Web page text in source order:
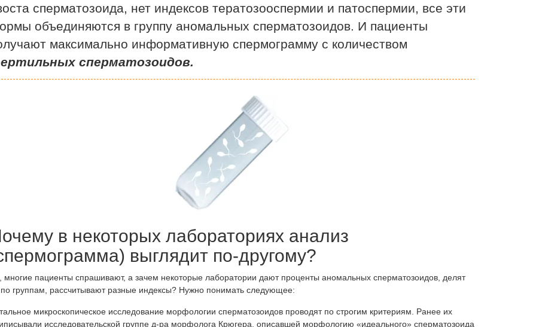
Удаление спирали (ВМС)
Конизация шейки матки
Мазок на цитологию
Радиохирургия шейки матки
Удаление кисты бартолиновой
Гарантированное лечение эрозии
шейки матки методом HIFU
Что такое HIFU
Лечение рубцов на шейке матки
Зуд вульвы
сперматозоида, нет индексов тератозооспермии и патоспермии, все эти
объединяются в группу аномальных сперматозоидов. И пациенты
максимально информативную спермограмму с количеством
сперматозоидов.
в некоторых лабораториях анализ
выглядит по-другому?
многие пациенты спрашивают, а зачем некоторые лаборатории дают проценты аномальных сперматозоидов, делят
по группам, рассчитывают разные индексы? Нужно понимать следующее:
микроскопическое исследование морфологии сперматозоидов проводят по строгим критериям. Ранее их
исследовательской группе д-ра морфолога Крюгера, описавшей морфологию «идеального» сперматозоида